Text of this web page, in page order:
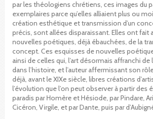
par les théologiens chrétiens, ces images du
exemplaires parce qu’elles alliaient plus ou
création esthétique et transmission d’un
précis, sont allées disparaissant. Elles ont fait
nouvelles poétiques, déjà ébauchées, de la
concept. Ces esquisses de nouvelles
ainsi de celles qui, l’art désormais affranchi de
dans l’histoire, et l’auteur affermissant son
déjà, avant le XIXe siècle, libres créations
l’évolution que l’on peut observer à partir des
paradis par Homère et Hésiode, par Pindare,
Cicéron, Virgile, et par Dante, puis par